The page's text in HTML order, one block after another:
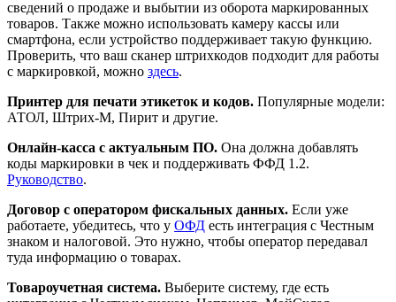
сведений о продаже и выбытии из оборота маркированных
товаров. Также можно использовать камеру кассы или
смартфона, если устройство поддерживает такую функцию.
Проверить, что ваш сканер штрихкодов подходит для работы
с маркировкой, можно здесь.
Принтер для печати этикеток и кодов. Популярные модели:
АТОЛ, Штрих‑М, Пирит и другие.
Онлайн‑касса с актуальным ПО. Она должна добавлять
коды маркировки в чек и поддерживать ФФД 1.2.
Руководство.
Договор с оператором фискальных данных. Если уже
работаете, убедитесь, что у ОФД есть интеграция с Честным
знаком и налоговой. Это нужно, чтобы оператор передавал
туда информацию о товарах.
Товароучетная система. Выберите систему, где есть